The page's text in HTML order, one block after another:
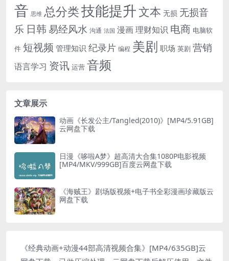
音 思维 总分类技能提升文本 无损 无损音
乐 日韩易经风水 沟通 法国 漫画理财知识 电商 电脑软
件 短视频 管理知识 纪录片 编程 美剧 职场 英剧 营销
语言学习 资讯 运营 音频
文章展示
动画《长发公主/Tangled(2010)》[MP4/5.91GB]
云网盘下载
日漫《哆啦A梦》超高清大合集1080P电影视频
[MP4/MKV/999GB]百度云网盘下载
《海贼王》剧场版视频+电子书全彩漫画珍藏版云
网盘下载
《经典动画+动漫44部高清视频合集》[MP4/635GB]云